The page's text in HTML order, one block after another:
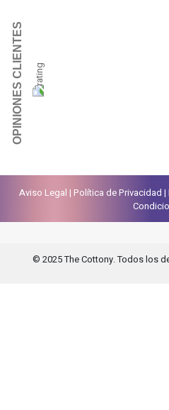
OPINIONES CLIENTES
Aviso Legal | Política de Privacidad |
© 2025 The Cottony. Todos los